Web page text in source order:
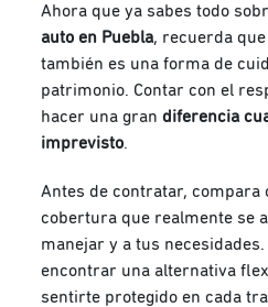
Ahora que ya sabes todo
autoen Puebla, recuerda
también es una forma de
patrimonio. Contar con el
hacer una grandiferencia
imprevisto.
Antes de contratar, compara
cobertura que realmente se
manejar y a tus necesidades.
encontrar una alternativa
sentirte protegido en cada